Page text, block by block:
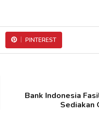
PINTEREST
Bank Indonesia
Sediakan